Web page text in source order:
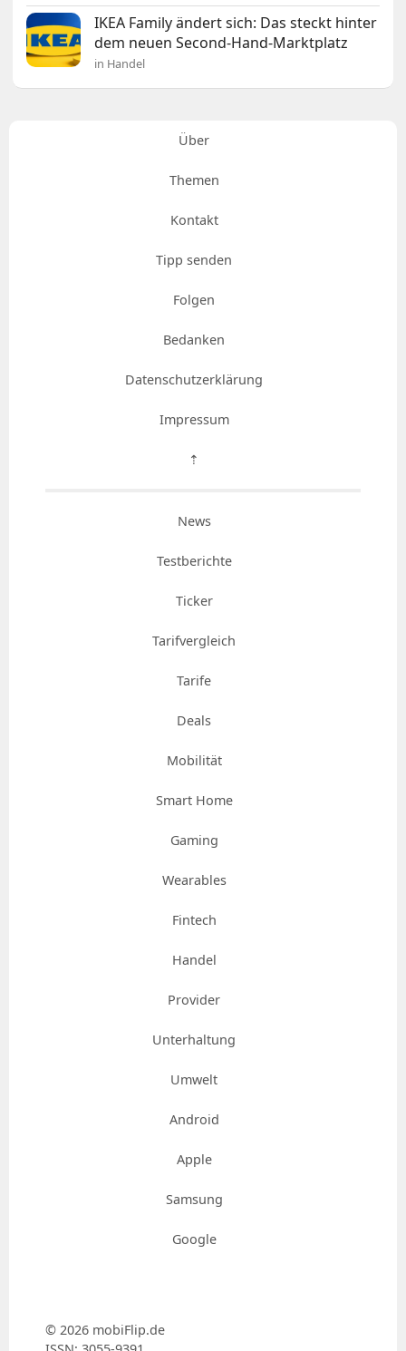
IKEA Family ändert sich: Das steckt hinter
dem neuen Second-Hand-Marktplatz
in Handel
Über
Themen
Kontakt
Tipp senden
Folgen
Bedanken
Datenschutzerklärung
Impressum
⇡
News
Testberichte
Ticker
Tarifvergleich
Tarife
Deals
Mobilität
Smart Home
Gaming
Wearables
Fintech
Handel
Provider
Unterhaltung
Umwelt
Android
Apple
Samsung
Google
© 2026 mobiFlip.de